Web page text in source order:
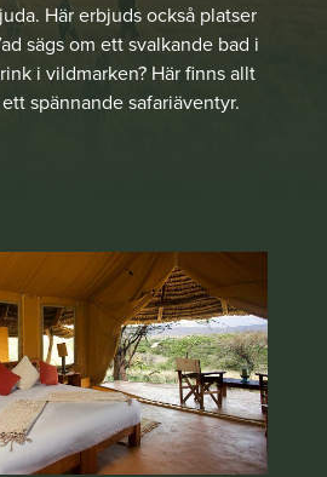
Här erbjuds också platser
sägs om ett svalkande bad i
i vildmarken? Här finns allt
spännande safariäventyr.